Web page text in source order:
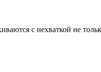
с нехваткой не